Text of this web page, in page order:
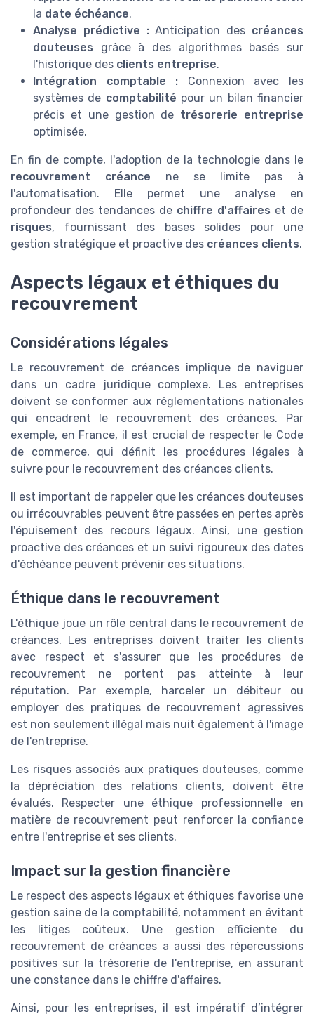
la date échéance.
Analyse prédictive :Anticipation des créances
douteuses grâce à des algorithmes basés sur
l'historique des clients entreprise.
Intégration comptable : Connexion avec les
systèmes de comptabilité pour un bilan financier
précis et une gestion de trésorerie entreprise
optimisée.
En fin de compte, l'adoption de la technologie dans le
recouvrement créance ne se limite pas à
l'automatisation. Elle permet une analyse en
profondeur des tendances de chiffre d'affaires et de
risques, fournissant des bases solides pour une
gestion stratégique et proactive des créances clients.
Aspects légaux et éthiques du
recouvrement
Considérations légales
Le recouvrement de créances implique de naviguer
dans un cadre juridique complexe. Les entreprises
doivent se conformer aux réglementations nationales
qui encadrent le recouvrement des créances. Par
exemple, en France, il est crucial de respecter le Code
de commerce, qui définit les procédures légales à
suivre pour le recouvrement des créances clients.
Il est important de rappeler que les créances douteuses
ou irrécouvrables peuvent être passées en pertes après
l'épuisement des recours légaux. Ainsi, une gestion
proactive des créances et un suivi rigoureux des dates
d'échéance peuvent prévenir ces situations.
Éthique dans le recouvrement
L'éthique joue un rôle central dans le recouvrement de
créances. Les entreprises doivent traiter les clients
avec respect et s'assurer que les procédures de
recouvrement ne portent pas atteinte à leur
réputation. Par exemple, harceler un débiteur ou
employer des pratiques de recouvrement agressives
est non seulement illégal mais nuit également à l'image
de l'entreprise.
Les risques associés aux pratiques douteuses, comme
la dépréciation des relations clients, doivent être
évalués. Respecter une éthique professionnelle en
matière de recouvrement peut renforcer la confiance
entre l'entreprise et ses clients.
Impact sur la gestion financière
Le respect des aspects légaux et éthiques favorise une
gestion saine de la comptabilité, notamment en évitant
les litiges coûteux. Une gestion efficiente du
recouvrement de créances a aussi des répercussions
positives sur la trésorerie de l'entreprise, en assurant
une constance dans le chiffre d'affaires.
Ainsi, pour les entreprises, il est impératif d’intégrer